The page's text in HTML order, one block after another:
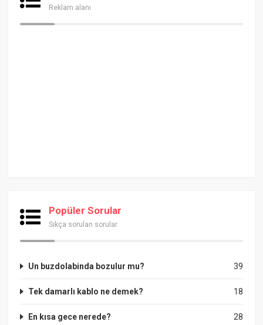
Reklam alanı
Popüler Sorular
Sıkça sorulan sorular
39
Un buzdolabinda bozulur mu?
18
Tek damarlı kablo ne demek?
28
En kısa gece nerede?